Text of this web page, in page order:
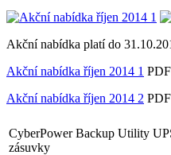
Akční nabídka platí do
Akční nabídka říjen 2014 1
Akční nabídka říjen 2014 2
CyberPower Backup Utility
zásuvky